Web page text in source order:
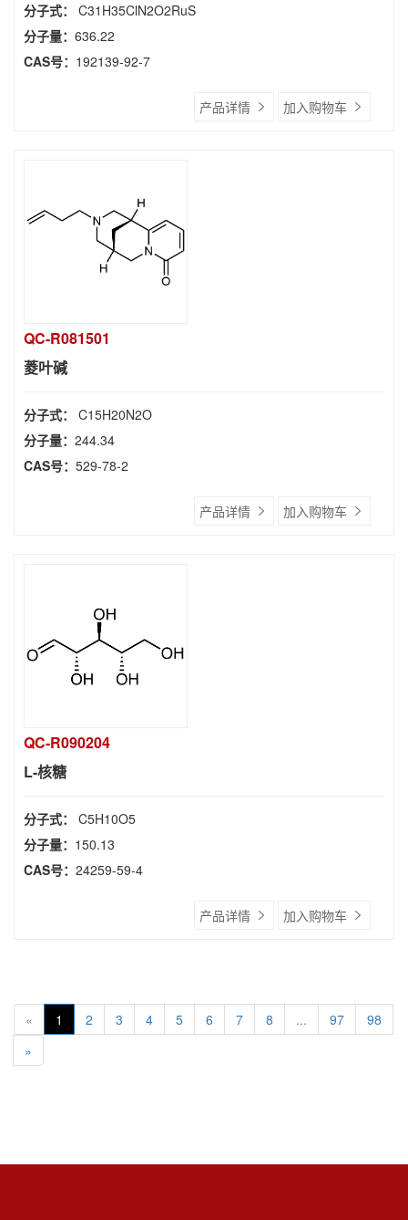
分子式： C31H35ClN2O2RuS
分子量： 636.22
CAS号： 192139-92-7
产品详情 加入购物车
QC-R081501
菱叶碱
分子式： C15H20N2O
分子量： 244.34
CAS号： 529-78-2
产品详情 加入购物车
QC-R090204
L-核糖
分子式： C5H10O5
分子量： 150.13
CAS号： 24259-59-4
产品详情 加入购物车
« 1 2 3 4 5 6 7 8 ... 97
98
»